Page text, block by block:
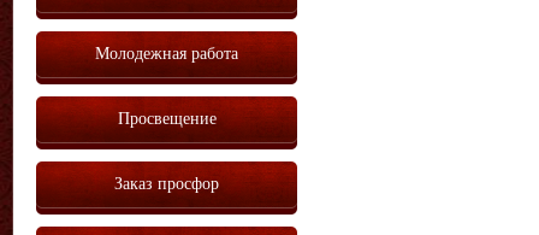
Молодежная работа
Просвещение
Заказ просфор